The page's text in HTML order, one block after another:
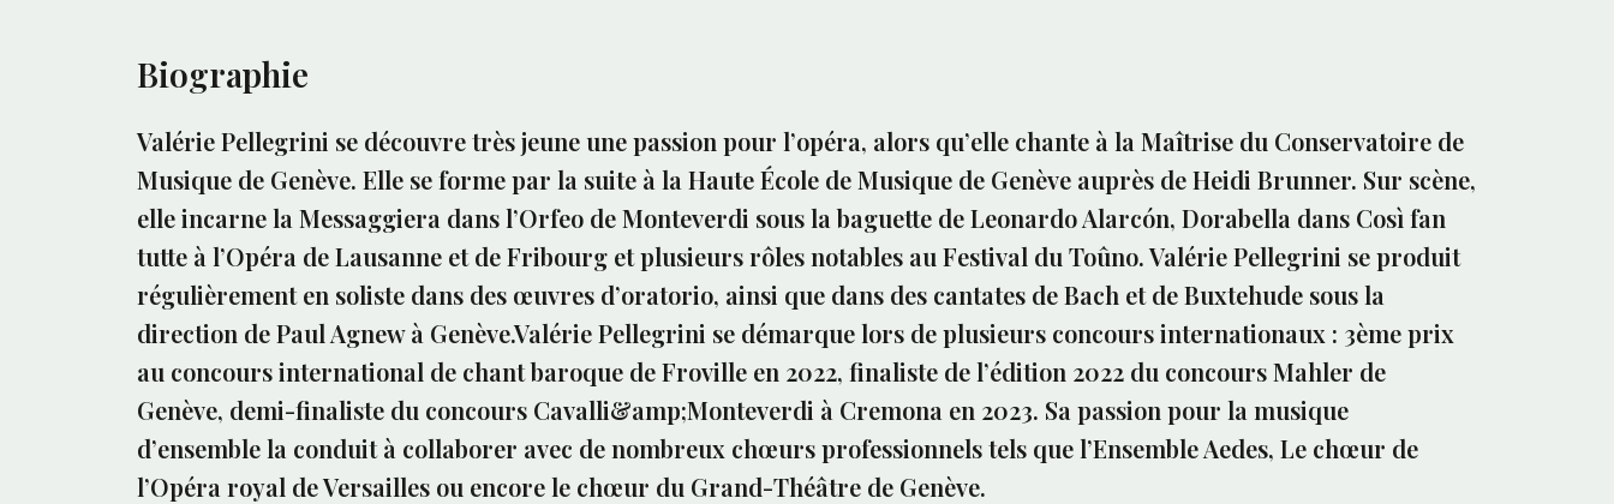
Biographie
Valérie Pellegrini se découvre très jeune une passion pour l’opéra, alors qu’elle chante à la Maîtrise du Conservatoire de
Musique de Genève. Elle se forme par la suite à la Haute École de Musique de Genève auprès de Heidi Brunner. Sur scène,
elle incarne la Messaggiera dans l’Orfeo de Monteverdi sous la baguette de Leonardo Alarcón, Dorabella dans Così fan
tutte à l’Opéra de Lausanne et de Fribourg et plusieurs rôles notables au Festival du Toûno. Valérie Pellegrini se produit
régulièrement en soliste dans des œuvres d’oratorio, ainsi que dans des cantates de Bach et de Buxtehude sous la
direction de Paul Agnew à Genève.Valérie Pellegrini se démarque lors de plusieurs concours internationaux : 3ème prix
au concours international de chant baroque de Froville en 2022, finaliste de l’édition 2022 du concours Mahler de
Genève, demi-finaliste du concours Cavalli&amp;Monteverdi à Cremona en 2023. Sa passion pour la musique
d’ensemble la conduit à collaborer avec de nombreux chœurs professionnels tels que l’Ensemble Aedes, Le chœur de
l’Opéra royal de Versailles ou encore le chœur du Grand-Théâtre de Genève.